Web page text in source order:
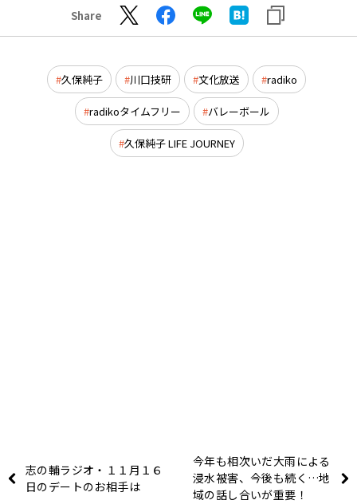
Share
久保純子 川口技研 文化放送 radiko
radikoタイムフリー バレーボール
久保純子 LIFE JOURNEY
志の輔ラジオ・１１月１６
日のデートのお相手は
今年も相次いだ大雨による
浸水被害、今後も続く…地
域の話し合いが重要！